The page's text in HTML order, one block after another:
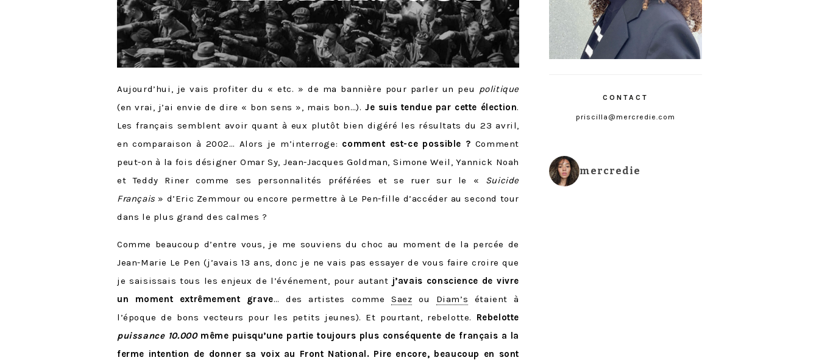
Aujourd’hui, je vais profiter du « etc. » de ma bannière pour parler un peu politique
(en vrai, j’ai envie de dire « bon sens », mais bon…). Je suis tendue par cette élection.
Les français semblent avoir quant à eux plutôt bien digéré les résultats du 23 avril,
en comparaison à 2002… Alors je m’interroge: comment est-ce possible ? Comment
peut-on à la fois désigner Omar Sy, Jean-Jacques Goldman, Simone Weil, Yannick Noah
et Teddy Riner comme ses personnalités préférées et se ruer sur le « Suicide
Français » d’Eric Zemmour ou encore permettre à Le Pen-fille d’accéder au second tour
dans le plus grand des calmes ?
Comme beaucoup d’entre vous, je me souviens du choc au moment de la percée de
Jean-Marie Le Pen (j’avais 13 ans, donc je ne vais pas essayer de vous faire croire que
je saisissais tous les enjeux de l’événement, pour autant j’avais conscience de vivre
un moment extrêmement grave… des artistes commeSaez ou Diam’s étaient à
l’époque de bons vecteurs pour les petits jeunes). Et pourtant, rebelotte. Rebelotte
puissance 10.000même puisqu’une partie toujours plus conséquente de français a la
ferme intention de donner sa voix au Front National. Pire encore, beaucoup en sont
CONTACT
priscilla@mercredie.com
mercredie